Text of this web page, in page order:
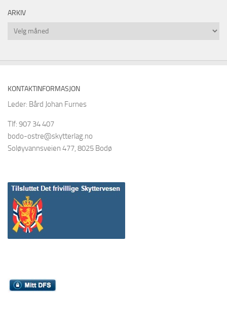
ARKIV
Arkiv
KONTAKTINFORMASJON
Leder: Bård Johan Furnes
Tlf: 907 34 407
bodo-ostre@skytterlag.no
Soløyvannsveien 477, 8025 Bodø